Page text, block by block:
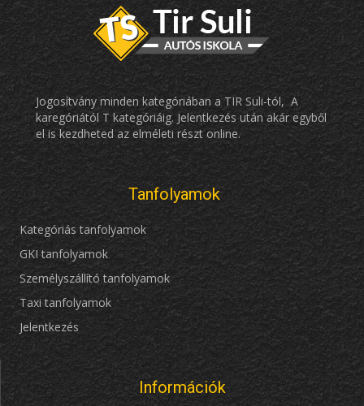
Jogosítvány minden kategóriában a TIR Suli-tól, A
karegóriától T kategóriáig. Jelentkezés után akár egyből
el is kezdheted az elméleti részt online.
Tanfolyamok
Kategóriás tanfolyamok
GKI tanfolyamok
Személyszállító tanfolyamok
Taxi tanfolyamok
Jelentkezés
Információk